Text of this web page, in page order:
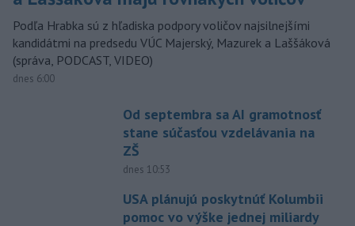
Podľa Hrabka sú z hľadiska podpory voličov najsilnejšími
kandidátmi na predsedu VÚC Majerský, Mazurek a Laššáková
(správa, PODCAST, VIDEO)
dnes 6:00
Od septembra sa AI gramotnosť
stane súčasťou vzdelávania na
ZŠ
dnes 10:53
USA plánujú poskytnúť Kolumbii
pomoc vo výške jednej miliardy